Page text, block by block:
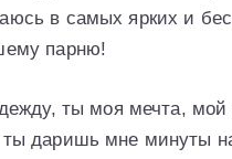
в самых ярких и
парню!
ты моя мечта,
даришь мне минуты